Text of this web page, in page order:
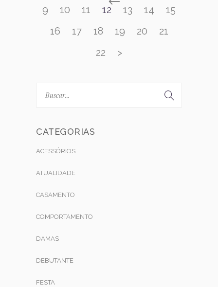
9
10 11 12 13 14
15
16
17 18 19 20
21
22
>
CATEGORIAS
ACESSÓRIOS
ATUALIDADE
CASAMENTO
COMPORTAMENTO
DAMAS
DEBUTANTE
FESTA